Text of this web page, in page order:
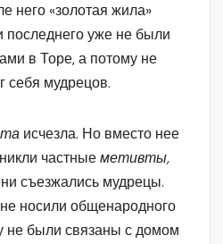
него «золотая жила»
последнего уже не были
в Торе, а потому не
себя мудрецов.
исчезла. Но вместо нее
частныеметивты,
съезжались мудрецы.
носили общенародного
не были связаны с домом